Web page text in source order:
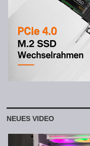
NEUES VIDEO